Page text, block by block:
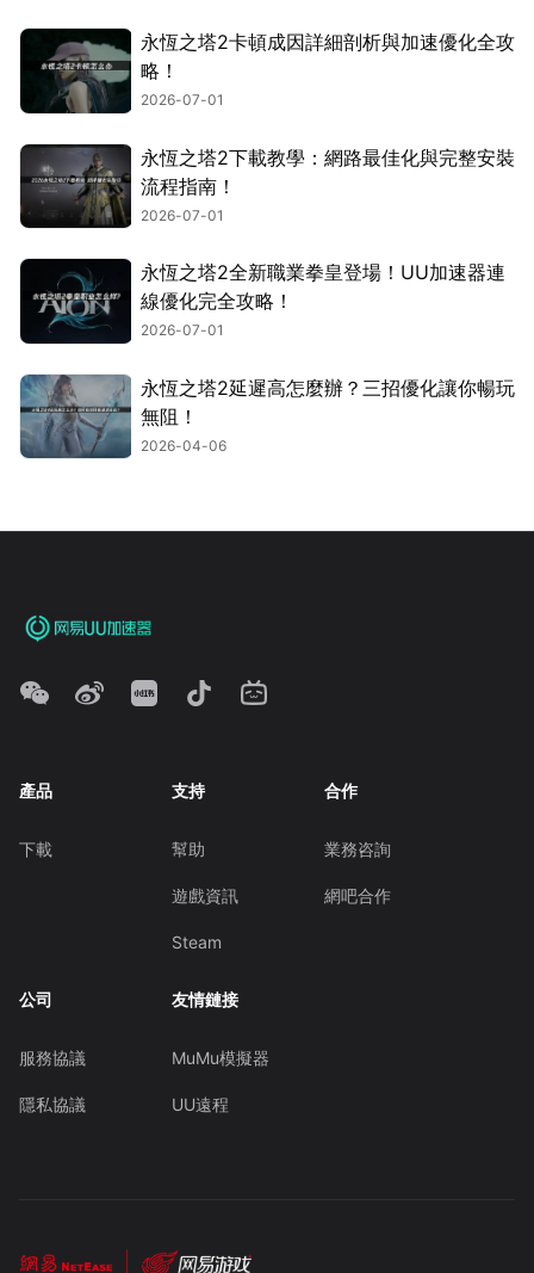
永恆之塔2卡頓成因詳細剖析與加速優化全攻
略！
2026-07-01
永恆之塔2下載教學：網路最佳化與完整安裝
流程指南！
2026-07-01
永恆之塔2全新職業拳皇登場！UU加速器連
線優化完全攻略！
2026-07-01
永恆之塔2延遲高怎麼辦？三招優化讓你暢玩
無阻！
2026-04-06
產品
下載
支持
幫助
遊戲資訊
Steam
合作
業務咨詢
網吧合作
公司
服務協議
隱私協議
友情鏈接
MuMu模擬器
UU遠程